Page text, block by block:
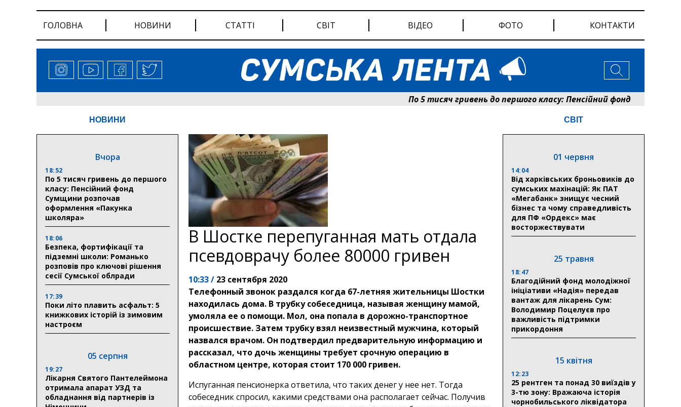
ГОЛОВНА НОВИНИ СТАТТІ СВІТ ВІДЕО ФОТО КОНТАКТИ
По 5 тисяч гривень до першого класу: Пенсійний фонд Сумщини
НОВИНИ
Вчора
18:52
По 5 тисяч гривень до першого
класу: Пенсійний фонд
Сумщини розпочав
оформлення «Пакунка
школяра»
18:06
Безпека, фортифікації та
підземні школи: Романько
розповів про ключові рішення
сесії Сумської облради
17:39
Поки літо плавить асфальт: 5
книжкових історій із зимовим
настроєм
05 серпня
19:27
Лікарня Святого Пантелеймона
отримала апарат УЗД та
обладнання від партнерів із
В Шостке перепуганная мать отдала
псевдоврачу более 80000 гривен
10:33 / 23 сентября 2020
Телефонный звонок раздался когда 67-летняя жительницы Шостки
находилась дома. В трубку собеседница, называя женщину мамой,
умоляла ее о помощи. Мол, она попала в дорожно-транспортное
происшествие. Затем трубку взял неизвестный мужчина, который
назвался врачом. Он подтвердил предварительную информацию и
рассказал, что дочь женщины требует срочную операцию в
областном центре, которая стоит 170 000 гривен.
Испуганная пенсионерка ответила, что таких денег у нее нет. Тогда
собеседник спросил, какими средствами она располагает сейчас. Получив
СВІТ
01 червня
14:04
Від харківських броньовиків до
сумських махінацій: Як ПАТ
«Мегабанк» знищує чесний
бізнес та чому справедливість
для ПФ «Ордекс» має
восторжествувати
25 травня
18:47
Благодійний фонд молодіжної
ініціативи «Надія» передав
вантаж для лікарень Сум:
Володимир Поцелуєв про
важливість підтримки
прикордоння
15 квітня
12:23
25 рентген та понад 30 виїздів у
3-тю зону: Вражаюча історія
чорнобильського ліквідатора